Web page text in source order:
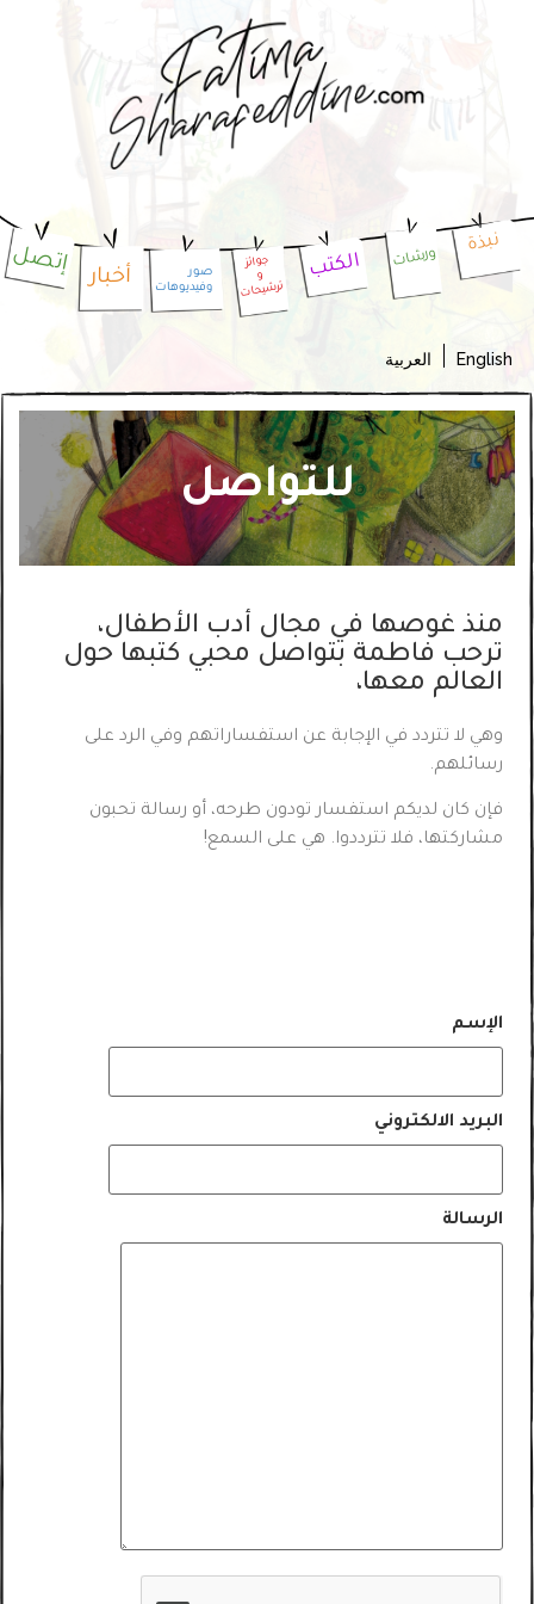
إتصل
أخبار صور
وفيديوهات ترشيحات
الكتب ورشات
نبذة
العربية
للتواصل
منذ غوصها في مجال أدب الأطفال،
ترحب فاطمة بتواصل محبي كتبها حول
العالم معها،
وهي لا تتردد في الإجابة عن استفساراتهم وفي الرد على
رسائلهم.
فإن كان لديكم استفسار تودون طرحه، أو رسالة تحبون
مشاركتها، فلا تترددوا. هي على السمع!
الإسم
البريد الالكتروني
الرسالة